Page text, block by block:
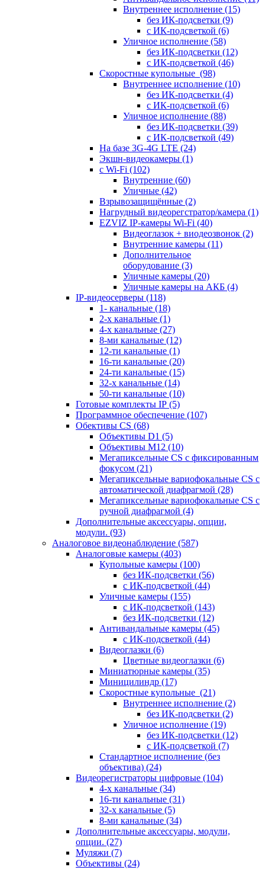
Внутреннее исполнение (15)
без ИК-подсветки (9)
с ИК-подсветкой (6)
Уличное исполнение (58)
без ИК-подсветки (12)
с ИК-подсветкой (46)
Скоростные купольные (98)
Внутреннее исполнение (10)
без ИК-подсветки (4)
с ИК-подсветкой (6)
Уличное исполнение (88)
без ИК-подсветки (39)
с ИК-подсветкой (49)
На базе 3G-4G LTE (24)
Экшн-видеокамеры (1)
с Wi-Fi (102)
Внутренние (60)
Уличные (42)
Взрывозащищённые (2)
Нагрудный видеорегстратор/камера (1)
EZVIZ IP-камеры Wi-Fi (40)
Видеоглазок + виодеозвонок (2)
Внутренние камеры (11)
Дополнительное
оборудование (3)
Уличные камеры (20)
Уличные камеры на АКБ (4)
IP-видеосерверы (118)
1- канальные (18)
2-х канальные (1)
4-х канальные (27)
8-ми канальные (12)
12-ти канальные (1)
16-ти канальные (20)
24-ти канальные (15)
32-х канальные (14)
50-ти канальные (10)
Готовые комплекты IP (5)
Программное обеспечение (107)
Обективы CS (68)
Объективы D1 (5)
Объективы M12 (10)
Мегапиксельные CS c фиксированным
фокусом (21)
Мегапиксельные вариофокальные CS c
автоматической диафрагмой (28)
Мегапиксельные вариофокальные CS c
ручной диафрагмой (4)
Дополнительные аксессуары, опции,
модули. (93)
Аналоговое видеонаблюдение (587)
Аналоговые камеры (403)
Купольные камеры (100)
без ИК-подсветки (56)
с ИК-подсветкой (44)
Уличные камеры (155)
с ИК-подсветкой (143)
без ИК-подсветки (12)
Антивандальные камеры (45)
с ИК-подсветкой (44)
Видеоглазки (6)
Цветные видеоглазки (6)
Миниатюрные камеры (35)
Миницилиндр (17)
Скоростные купольные (21)
Внутреннее исполнение (2)
без ИК-подсветки (2)
Уличное исполнение (19)
без ИК-подсветки (12)
с ИК-подсветкой (7)
Стандартное исполнение (без
объектива) (24)
Видеорегистраторы цифровые (104)
4-х канальные (34)
16-ти канальные (31)
32-х канальные (5)
8-ми канальные (34)
Дополнительные аксессуары, модули,
опции. (27)
Муляжи (7)
Объективы (24)